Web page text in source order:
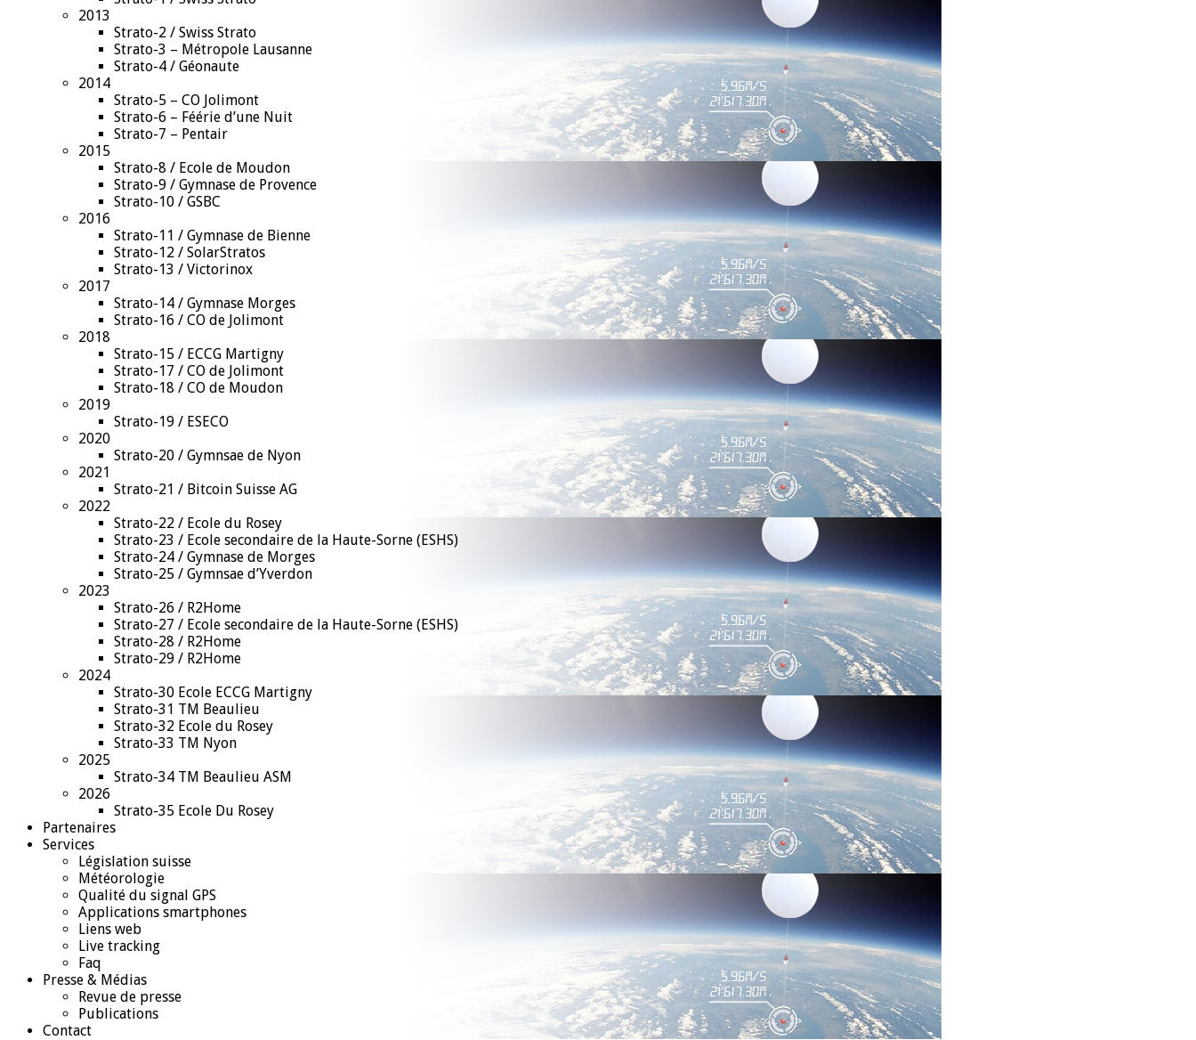
2013
Strato-2 / Swiss Strato
Strato-3 – Métropole Lausanne
Strato-4 / Géonaute
2014
Strato-5 – CO Jolimont
Strato-6 – Féérie d’une Nuit
Strato-7 – Pentair
2015
Strato-8 / Ecole de Moudon
Strato-9 / Gymnase de Provence
Strato-10 / GSBC
2016
Strato-11 / Gymnase de Bienne
Strato-12 / SolarStratos
Strato-13 / Victorinox
2017
Strato-14 / Gymnase Morges
Strato-16 / CO de Jolimont
2018
Strato-15 / ECCG Martigny
Strato-17 / CO de Jolimont
Strato-18 / CO de Moudon
2019
Strato-19 / ESECO
2020
Strato-20 / Gymnsae de Nyon
2021
Strato-21 / Bitcoin Suisse AG
2022
Strato-22 / Ecole du Rosey
Strato-23 / Ecole secondaire de la Haute-Sorne (ESHS)
Strato-24 / Gymnase de Morges
Strato-25 / Gymnsae d’Yverdon
2023
Strato-26 / R2Home
Strato-27 / Ecole secondaire de la Haute-Sorne (ESHS)
Strato-28 / R2Home
Strato-29 / R2Home
2024
Strato-30 Ecole ECCG Martigny
Strato-31 TM Beaulieu
Strato-32 Ecole du Rosey
Strato-33 TM Nyon
2025
Strato-34 TM Beaulieu ASM
2026
Strato-35 Ecole Du Rosey
Partenaires
Services
Législation suisse
Météorologie
Qualité du signal GPS
Applications smartphones
Liens web
Live tracking
Faq
Presse & Médias
Revue de presse
Publications
Contact